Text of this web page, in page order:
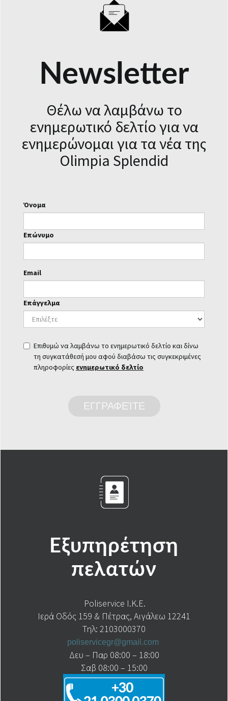
Newsletter
Θέλω να λαμβάνω το
ενημερωτικό δελτίο για να
ενημερώνομαι για τα νέα της
Olimpia Splendid
Όνομα
Επώνυμο
Email
Επάγγελμα
Επιθυμώ να λαμβάνω το ενημερωτικό δελτίο και δίνω
τη συγκατάθεσή μου αφού διαβάσω τις συγκεκριμένες
πληροφορίες ενημερωτικό δελτίο
ΕΓΓΡΑΦΕΊΤΕ
Εξυπηρέτηση
πελατών
Poliservice I.K.E.
Ιερά Οδός 159 & Πέτρας, Αιγάλεω 12241
Τηλ: 2103000370
poliservicegr@gmail.com
Δευ – Παρ 08:00 – 18:00
Σαβ 08:00 – 15:00